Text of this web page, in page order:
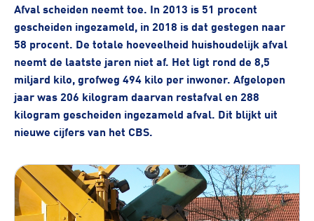
Afval scheiden neemt toe. In 2013 is 51 procent
gescheiden ingezameld, in 2018 is dat gestegen naar
58 procent. De totale hoeveelheid huishoudelijk afval
neemt de laatste jaren niet af. Het ligt rond de 8,5
miljard kilo, grofweg 494 kilo per inwoner. Afgelopen
jaar was 206 kilogram daarvan restafval en 288
kilogram gescheiden ingezameld afval. Dit blijkt uit
nieuwe cijfers van het CBS.